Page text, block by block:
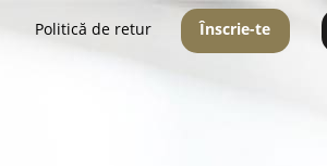
Politică de retur Înscrie-te